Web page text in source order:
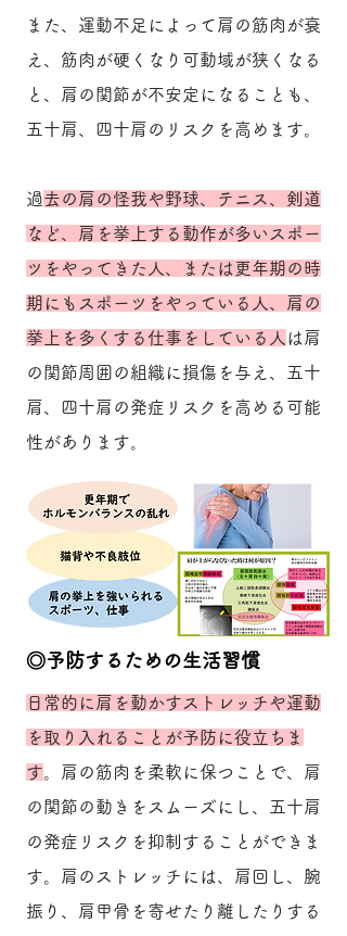
また、運動不足によって肩の筋肉が衰
え、筋肉が硬くなり可動域が狭くなる
と、肩の関節が不安定になることも、
五十肩、四十肩のリスクを高めます。
過去の肩の怪我や野球、テニス、剣道
など、肩を挙上する動作が多いスポー
ツをやってきた人、または更年期の時
期にもスポーツをやっている人、肩の
挙上を多くする仕事をしている人 は肩
の関節周囲の組織に損傷を与え、五十
肩、四十肩の発症リスクを高める可能
性があります。
​◎予防するための生活習慣
日常的に肩を動かすストレッチや運動
を取り入れることが予防に役立ちま
す 。肩の筋肉を柔軟に保つことで、肩
の関節の動きをスムーズにし、五十肩
の発症リスクを抑制することができま
す。肩のストレッチには、肩回し、腕
振り、肩甲骨を寄せたり離したりする